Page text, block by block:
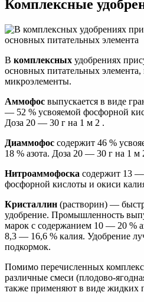
Комплексные
В комплексных удобрениях
основных питательных элемента,
микроэлементы.
Аммофос выпускается в виде
— 52 % усвояемой фосфорной
Доза 20 — 30 г на 1 м 2 .
Диаммофос содержит 46 %
18 % азота. Доза 20 — 30 г на 1 м
Нитроаммофоска содержит 13 —
фосфорной кислоты и окиси
Кристаллин (растворин) —
удобрение. Промышленность
марок с содержанием 10 — 20 %
8,3 — 16,6 % калия. Удобрение
подкормок.
Помимо перечисленных
различные смеси (плодово-
также применяют в виде жидких